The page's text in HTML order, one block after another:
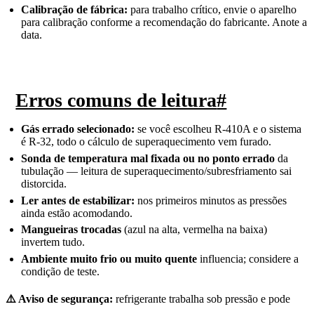
Calibração de fábrica: para trabalho crítico, envie o aparelho
para calibração conforme a recomendação do fabricante. Anote a
data.
Erros comuns de leitura#
Gás errado selecionado: se você escolheu R-410A e o sistema
é R-32, todo o cálculo de superaquecimento vem furado.
Sonda de temperatura mal fixada ou no ponto errado da
tubulação — leitura de superaquecimento/subresfriamento sai
distorcida.
Ler antes de estabilizar: nos primeiros minutos as pressões
ainda estão acomodando.
Mangueiras trocadas (azul na alta, vermelha na baixa)
invertem tudo.
Ambiente muito frio ou muito quente influencia; considere a
condição de teste.
⚠️ Aviso de segurança: refrigerante trabalha sob pressão e pode